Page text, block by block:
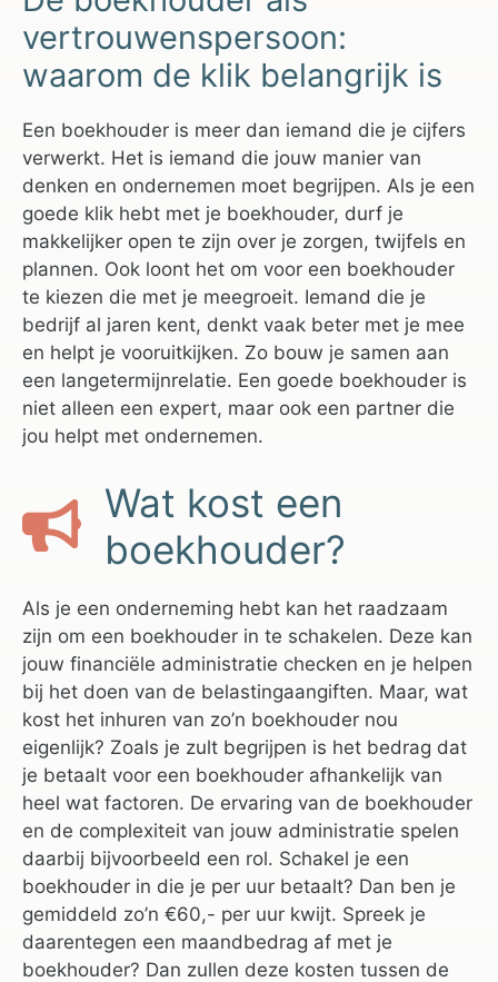
vertrouwenspersoon:
waarom de klik belangrijk is
Een boekhouder is meer dan iemand die je cijfers
verwerkt. Het is iemand die jouw manier van
denken en ondernemen moet begrijpen. Als je een
goede klik hebt met je boekhouder, durf je
makkelijker open te zijn over je zorgen, twijfels en
plannen. Ook loont het om voor een boekhouder
te kiezen die met je meegroeit. Iemand die je
bedrijf al jaren kent, denkt vaak beter met je mee
en helpt je vooruitkijken. Zo bouw je samen aan
een langetermijnrelatie. Een goede boekhouder is
niet alleen een expert, maar ook een partner die
jou helpt met ondernemen.
Wat kost een
boekhouder?
Als je een onderneming hebt kan het raadzaam
zijn om een boekhouder in te schakelen. Deze kan
jouw financiële administratie checken en je helpen
bij het doen van de belastingaangiften. Maar, wat
kost het inhuren van zo’n boekhouder nou
eigenlijk? Zoals je zult begrijpen is het bedrag dat
je betaalt voor een boekhouder afhankelijk van
heel wat factoren. De ervaring van de boekhouder
en de complexiteit van jouw administratie spelen
daarbij bijvoorbeeld een rol. Schakel je een
boekhouder in die je per uur betaalt? Dan ben je
gemiddeld zo’n €60,- per uur kwijt. Spreek je
daarentegen een maandbedrag af met je
boekhouder? Dan zullen deze kosten tussen de